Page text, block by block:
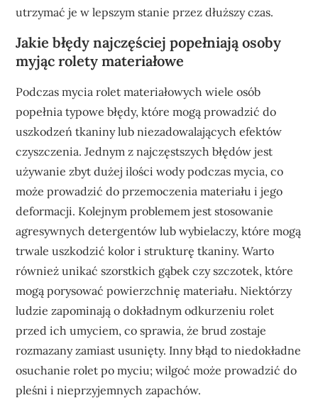
utrzymać je w lepszym stanie przez dłuższy czas.
Jakie błędy najczęściej popełniają osoby
myjąc rolety materiałowe
Podczas mycia rolet materiałowych wiele osób
popełnia typowe błędy, które mogą prowadzić do
uszkodzeń tkaniny lub niezadowalających efektów
czyszczenia. Jednym z najczęstszych błędów jest
używanie zbyt dużej ilości wody podczas mycia, co
może prowadzić do przemoczenia materiału i jego
deformacji. Kolejnym problemem jest stosowanie
agresywnych detergentów lub wybielaczy, które mogą
trwale uszkodzić kolor i strukturę tkaniny. Warto
również unikać szorstkich gąbek czy szczotek, które
mogą porysować powierzchnię materiału. Niektórzy
ludzie zapominają o dokładnym odkurzeniu rolet
przed ich umyciem, co sprawia, że brud zostaje
rozmazany zamiast usunięty. Inny błąd to niedokładne
osuchanie rolet po myciu; wilgoć może prowadzić do
pleśni i nieprzyjemnych zapachów.